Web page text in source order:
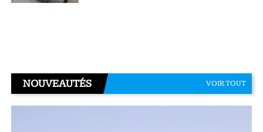
NOUVEAUTÉS VOIR TOUT